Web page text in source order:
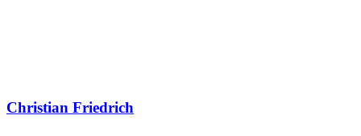
Christian Friedrich